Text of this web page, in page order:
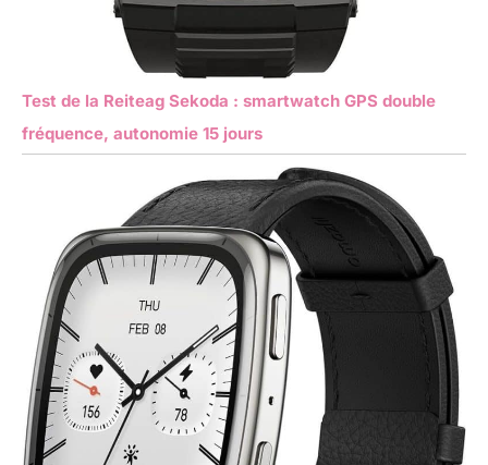
Test de la Reiteag Sekoda : smartwatch GPS double
fréquence, autonomie 15 jours